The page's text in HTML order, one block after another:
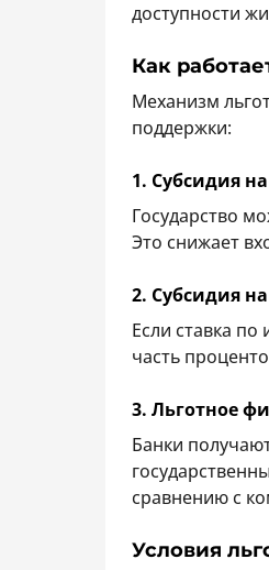
доступности
Как
Механизм
поддержки:
1. Субсидия
Государство
Это снижает
2. Субсидия
Если ставка
часть
3. Льготное
Банки
сравнению с
Условия